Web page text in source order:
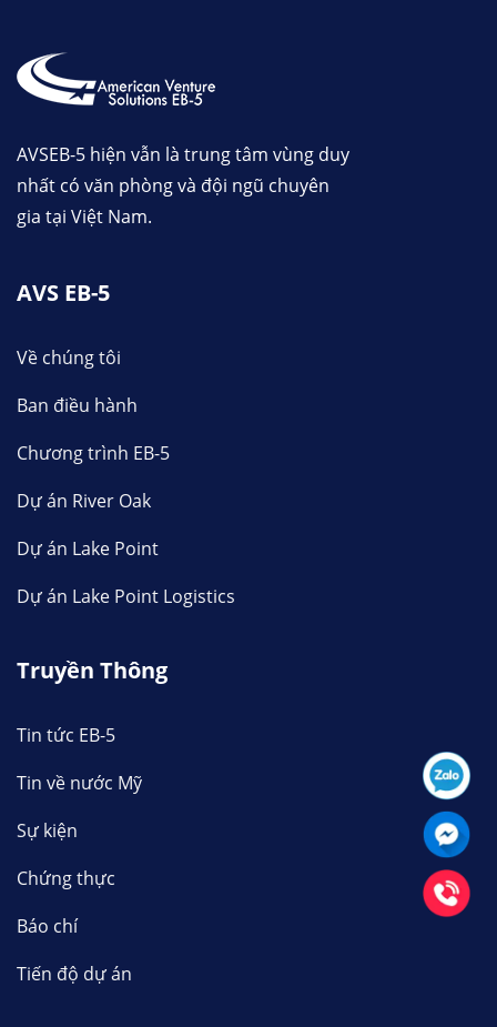
AVSEB-5 hiện vẫn là trung tâm vùng duy
nhất có văn phòng và đội ngũ chuyên
gia tại Việt Nam.
AVS EB-5
Về chúng tôi
Ban điều hành
Chương trình EB-5
Dự án River Oak
Dự án Lake Point
Dự án Lake Point Logistics
Truyền Thông
Tin tức EB-5
Tin về nước Mỹ
Sự kiện
Chứng thực
Báo chí
Tiến độ dự án